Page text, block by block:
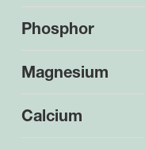
Phosphor
Magnesium
Calcium